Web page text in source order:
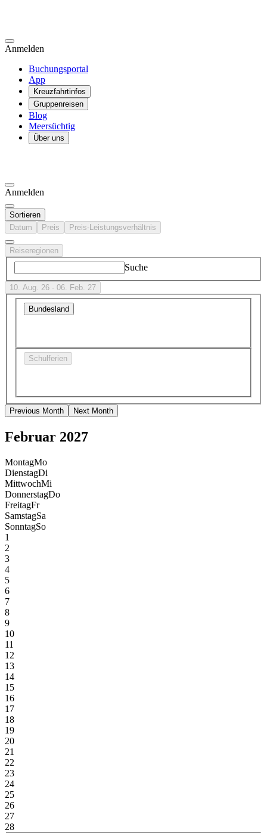
Anmelden
Buchungsportal
App
Kreuzfahrtinfos
Gruppenreisen
Blog
Meersüchtig
Über uns
Anmelden
Sortieren
Datum
Preis Preis-Leistungsverhältnis
Reiseregionen
Suche
10. Aug. 26 - 06. Feb. 27
Bundesland
Schulferien
Previous Month Next Month
Februar 2027
MontagMo
DienstagDi
MittwochMi
DonnerstagDo
FreitagFr
SamstagSa
SonntagSo
1
2
3
4
5
6
7
8
9
10
11
12
13
14
15
16
17
18
19
20
21
22
23
24
25
26
27
28